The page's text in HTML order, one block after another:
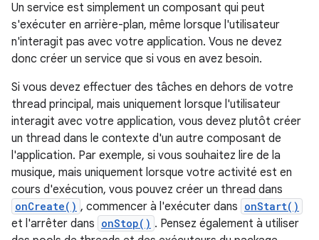
Un service est simplement un composant qui peut
s'exécuter en arrière-plan, même lorsque l'utilisateur
n'interagit pas avec votre application. Vous ne devez
donc créer un service que si vous en avez besoin.
Si vous devez effectuer des tâches en dehors de votre
thread principal, mais uniquement lorsque l'utilisateur
interagit avec votre application, vous devez plutôt créer
un thread dans le contexte d'un autre composant de
l'application. Par exemple, si vous souhaitez lire de la
musique, mais uniquement lorsque votre activité est en
cours d'exécution, vous pouvez créer un thread dans
onCreate() , commencer à l'exécuter dans onStart()
et l'arrêter dans onStop() . Pensez également à utiliser